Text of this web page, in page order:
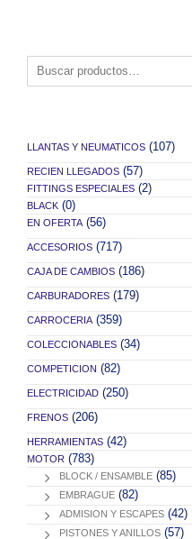
Buscar por:
LLANTAS Y NEUMATICOS (107)
RECIEN LLEGADOS (57)
FITTINGS ESPECIALES (2)
BLACK (0)
EN OFERTA (56)
ACCESORIOS (717)
CAJA DE CAMBIOS (186)
CARBURADORES (179)
CARROCERIA (359)
COLECCIONABLES (34)
COMPETICION (82)
ELECTRICIDAD (250)
FRENOS (206)
HERRAMIENTAS (42)
MOTOR (783)
BLOCK / ENSAMBLE (85)
EMBRAGUE (82)
ADMISION Y ESCAPES (42)
PISTONES Y ANILLOS (57)